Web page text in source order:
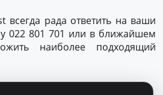
всегда рада ответить на ваши
022 801 701 или в ближайшем
наиболее подходящий
Узнайте больше.